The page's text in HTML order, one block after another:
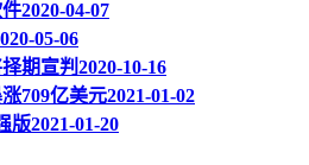
2020-04-07
05-06
期宣判 2020-10-16
709亿美元2021-01-02
版2021-01-20